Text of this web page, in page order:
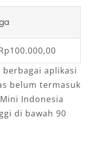
aplikasi
belum termasuk
Indonesia
di bawah 90